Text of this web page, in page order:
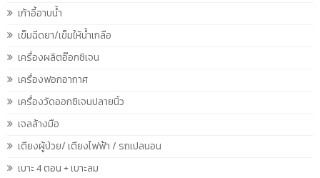
เก้าอี้อาบน้ำ
เข็มฉีดยา/เข็มให้น้ำเกลือ
เครื่องผลิตอ๊อกซิเจน
เครื่องฟอกอากาศ
เครื่องวัดออกซิเจนปลายนิ้ว
เจลล้างมือ
เตียงผู้ป่วย/ เตียงไฟฟ้า / รถเปลนอน
เบาะ 4 ตอน + เบาะลม